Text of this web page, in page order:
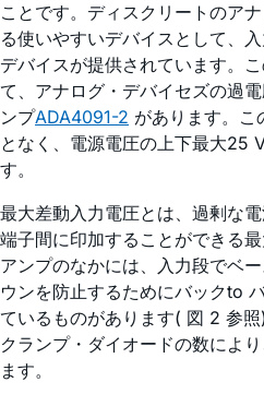
ことです。ディスクリートのア
る使いやすいデバイスとして、
デバイスが提供されています。
て、アナログ・デバイセズの過
ンプADA4091-2 があります。こ
となく、電源電圧の上下最大25
す。
最大差動入力電圧とは、過剰な
端子間に印加することができる
アンプのなかには、入力段でベ
ウンを防止するためにバックto
ているものがあります( 図 2 参
クランプ・ダイオードの数によ
ます。